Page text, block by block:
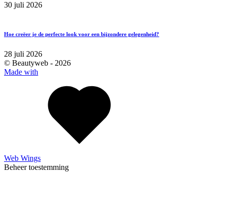
30 juli 2026
Hoe creëer je de perfecte look voor een bijzondere gelegenheid?
28 juli 2026
© Beautyweb - 2026
Made with
Web Wings
Beheer toestemming